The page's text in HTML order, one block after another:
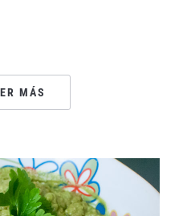
MÁS